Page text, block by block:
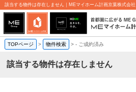
該当する物件は存在しません｜MEマイホーム計画京葉株式会社
TOPページ > 物件検索 >- ご成約済み
該当する物件は存在しません